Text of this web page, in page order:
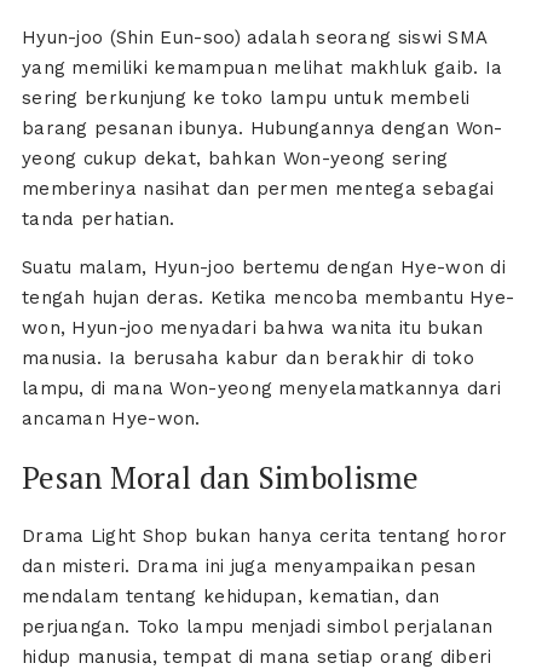
Hyun-joo (Shin Eun-soo) adalah seorang siswi SMA
yang memiliki kemampuan melihat makhluk gaib. Ia
sering berkunjung ke toko lampu untuk membeli
barang pesanan ibunya. Hubungannya dengan Won-
yeong cukup dekat, bahkan Won-yeong sering
memberinya nasihat dan permen mentega sebagai
tanda perhatian.
Suatu malam, Hyun-joo bertemu dengan Hye-won di
tengah hujan deras. Ketika mencoba membantu Hye-
won, Hyun-joo menyadari bahwa wanita itu bukan
manusia. Ia berusaha kabur dan berakhir di toko
lampu, di mana Won-yeong menyelamatkannya dari
ancaman Hye-won.
Pesan Moral dan Simbolisme
Drama Light Shop bukan hanya cerita tentang horor
dan misteri. Drama ini juga menyampaikan pesan
mendalam tentang kehidupan, kematian, dan
perjuangan. Toko lampu menjadi simbol perjalanan
hidup manusia, tempat di mana setiap orang diberi